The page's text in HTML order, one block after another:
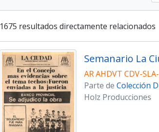
1675 resultados directamente relacionados
Semanario La
AR AHDVT CDV-
Parte de Colección
Holz Producciones